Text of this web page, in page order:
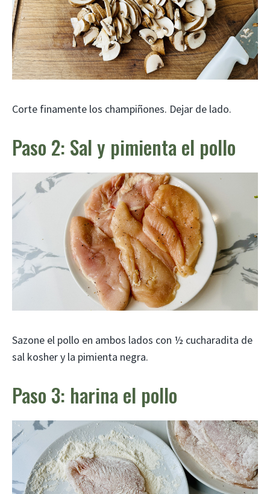
Corte finamente los champiñones. Dejar de lado.
Paso 2: Sal y pimienta el pollo
Sazone el pollo en ambos lados con ½ cucharadita de
sal kosher y la pimienta negra.
Paso 3: harina el pollo